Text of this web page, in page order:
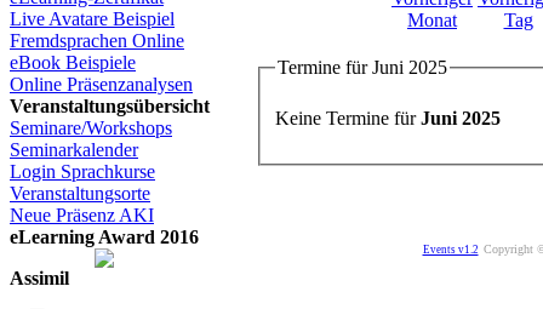
Live Avatare Beispiel
Fremdsprachen Online
eBook Beispiele
Online Präsenzanalysen
Veranstaltungsübersicht
Seminare/Workshops
Seminarkalender
Login Sprachkurse
Veranstaltungsorte
Neue Präsenz AKI
eLearning Award 2016
Assimil
Termine für Juni 2025
Keine Termine fürJuni 2025
Events v1.2 Copyright